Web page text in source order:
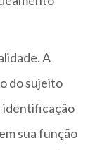
A
do sujeito
identificação
sua função